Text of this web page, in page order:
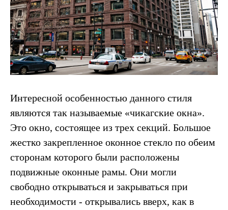
Интересной особенностью данного стиля
являются так называемые «чикагские окна».
Это окно, состоящее из трех секций. Большое
жестко закрепленное оконное стекло по обеим
сторонам которого были расположены
подвижные оконные рамы. Они могли
свободно открываться и закрываться при
необходимости - открывались вверх, как в